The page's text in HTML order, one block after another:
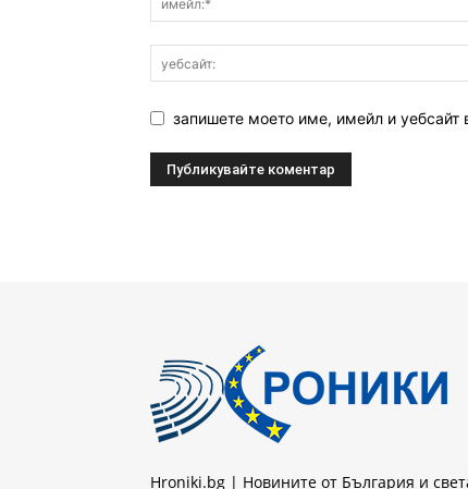
запишете моето име, имейл и уебсайт
Hroniki.bg | Новините от България и